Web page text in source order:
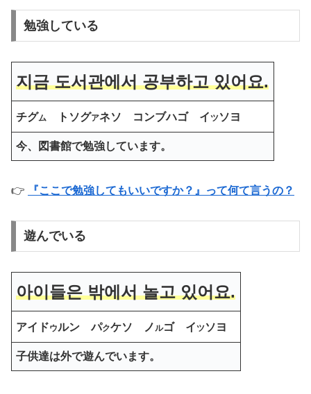
勉強している
지금 도서관에서 공부하고 있어요.
チグム トソグアネソ コンブハゴ イツソヨ
今、図書館で勉強しています。
👉 『ここで勉強してもいいですか？』って何て言うの？
遊んでいる
아이들은 밖에서 놀고 있어요.
アイドウルン パクケソ ノルゴ イツソヨ
子供達は外で遊んでいます。